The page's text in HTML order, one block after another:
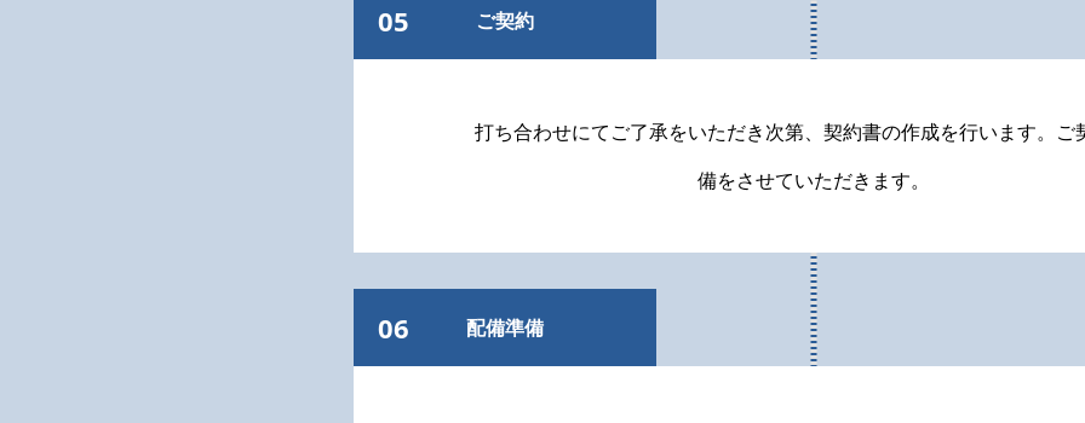
05 ご契約
打ち合わせにてご了承をいただき次第、契約書の作成を行います。ご
備をさせていただきます。
06 配備準備